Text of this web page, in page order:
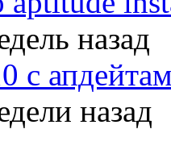
назад
с
назад